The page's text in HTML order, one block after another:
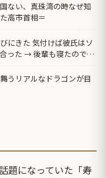
ない、真珠湾の時なぜ知
高市首相＝
にきた 気付けば彼氏はソ
った → 後輩も寝たので毛
うリアルなドラゴンが目
題になっていた「寿